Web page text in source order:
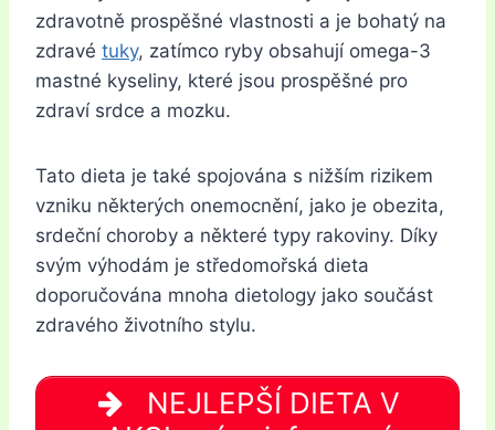
zdravotně prospěšné vlastnosti a je bohatý na
zdravé tuky, zatímco ryby obsahují omega-3
mastné kyseliny, které jsou prospěšné pro
zdraví srdce a mozku.
Tato dieta je také spojována s nižším rizikem
vzniku některých onemocnění, jako je obezita,
srdeční choroby a některé typy rakoviny. Díky
svým výhodám je středomořská dieta
doporučována mnoha dietology jako součást
zdravého životního stylu.
NEJLEPŠÍ DIETA V